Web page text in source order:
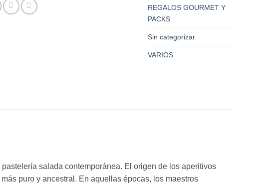
REGALOS GOURMET Y
PACKS
Sin categorizar
VARIOS
salada contemporánea. El origen de los aperitivos
puro y ancestral. En aquellas épocas, los maestros